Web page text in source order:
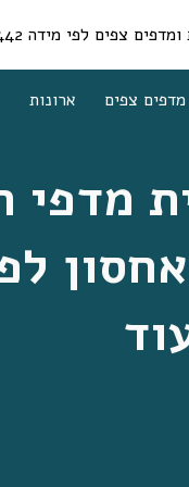
to main content
צפים לפי מידה 054-2355442
ארונות מדפים צפים